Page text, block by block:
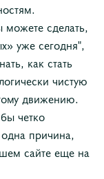
можете сделать,
уже сегодня",
как стать
чистую
движению.
четко
причина,
сайте еще на